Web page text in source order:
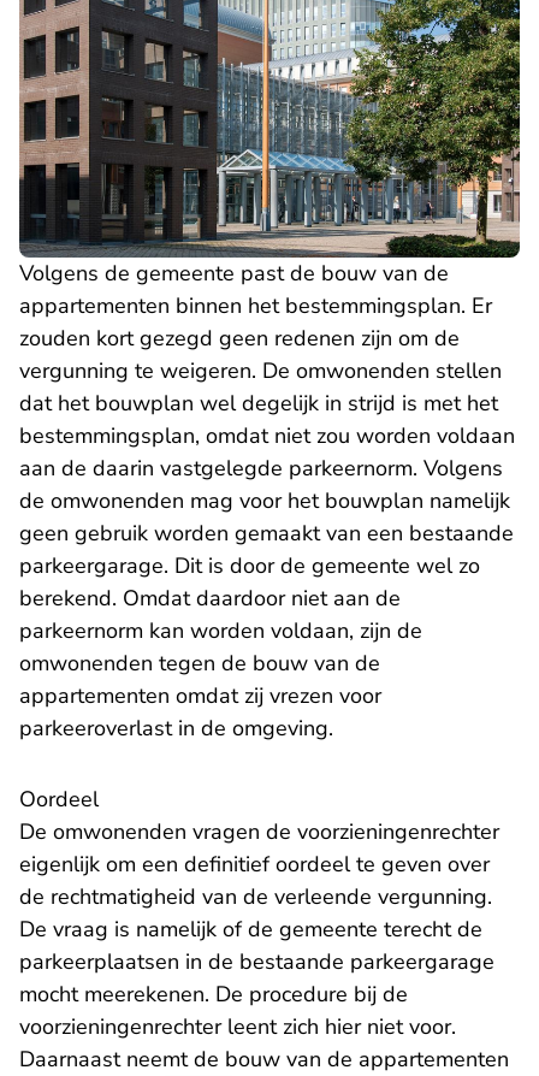
Volgens de gemeente past de bouw van de
appartementen binnen het bestemmingsplan. Er
zouden kort gezegd geen redenen zijn om de
vergunning te weigeren. De omwonenden stellen
dat het bouwplan wel degelijk in strijd is met het
bestemmingsplan, omdat niet zou worden voldaan
aan de daarin vastgelegde parkeernorm. Volgens
de omwonenden mag voor het bouwplan namelijk
geen gebruik worden gemaakt van een bestaande
parkeergarage. Dit is door de gemeente wel zo
berekend. Omdat daardoor niet aan de
parkeernorm kan worden voldaan, zijn de
omwonenden tegen de bouw van de
appartementen omdat zij vrezen voor
parkeeroverlast in de omgeving.
Oordeel
De omwonenden vragen de voorzieningenrechter
eigenlijk om een definitief oordeel te geven over
de rechtmatigheid van de verleende vergunning.
De vraag is namelijk of de gemeente terecht de
parkeerplaatsen in de bestaande parkeergarage
mocht meerekenen. De procedure bij de
voorzieningenrechter leent zich hier niet voor.
Daarnaast neemt de bouw van de appartementen